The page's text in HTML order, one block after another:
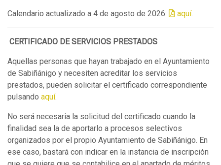
Calendario actualizado a 4 de agosto de 2026: aquí.
CERTIFICADO DE SERVICIOS PRESTADOS
Aquellas personas que hayan trabajado en el Ayuntamiento
de Sabiñánigo y necesiten acreditar los servicios
prestados, pueden solicitar el certificado correspondiente
pulsando aquí.
No será necesaria la solicitud del certificado cuando la
finalidad sea la de aportarlo a procesos selectivos
organizados por el propio Ayuntamiento de Sabiñánigo. En
ese caso, bastará con indicar en la instancia de inscripción